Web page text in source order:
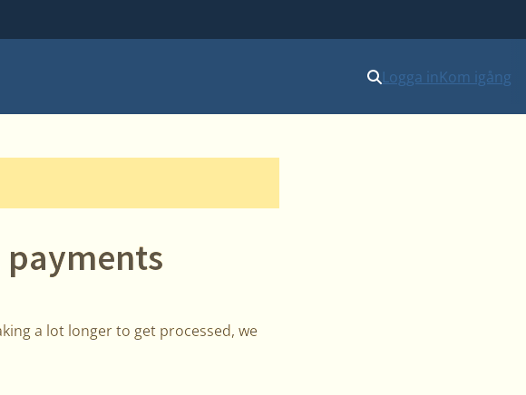
Logga inKom igång
payments
a lot longer to get processed, we